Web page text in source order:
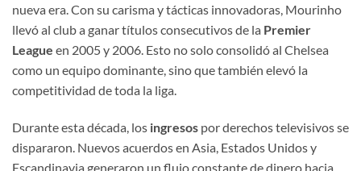
nueva era. Con su carisma y tácticas innovadoras, Mourinho
llevó al club a ganar títulos consecutivos de la Premier
League en 2005 y 2006. Esto no solo consolidó al Chelsea
como un equipo dominante, sino que también elevó la
competitividad de toda la liga.
Durante esta década, los ingresos por derechos televisivos se
dispararon. Nuevos acuerdos en Asia, Estados Unidos y
Escandinavia generaron un flujo constante de dinero hacia